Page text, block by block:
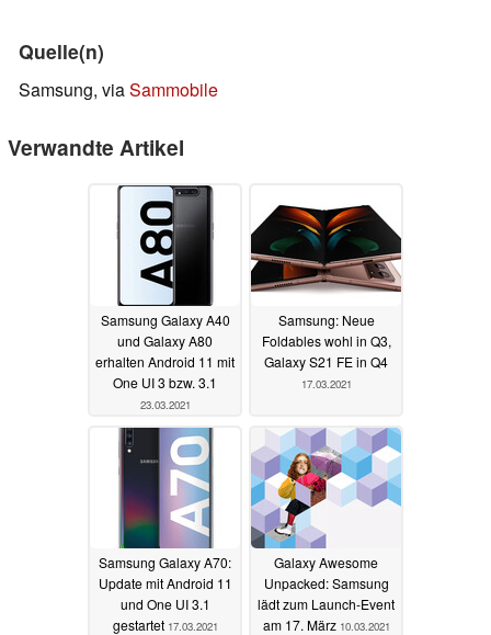
Quelle(n)
Samsung, viaSammobile
Verwandte Artikel
Samsung Galaxy A40
und Galaxy A80
erhalten Android 11 mit
One UI 3 bzw. 3.1
23.03.2021
Samsung: Neue
Foldables wohl in Q3,
Galaxy S21 FE in Q4
17.03.2021
Samsung Galaxy A70:
Update mit Android 11
und One UI 3.1
gestartet 17.03.2021
Galaxy Awesome
Unpacked: Samsung
lädt zum Launch-Event
am 17. März 10.03.2021